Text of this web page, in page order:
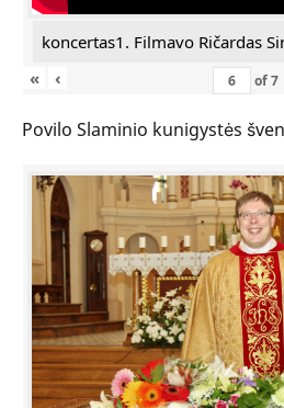
koncertas1. Filmavo Ričardas
«
‹ of7
Povilo Slaminio kunigystės